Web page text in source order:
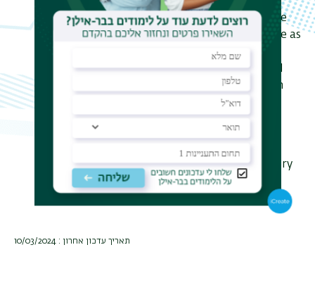
particular, Anyons were shown to be
quantum particles that can interfere as
waves, and their traditional "alma
mater", the fractional quantum Hall
effect, has been shown to exist even
without the application of any
magnetic field.
I will review some of these
developments, focusing on the theory
behind them, and making minimal
תאריך עדכון אחרון : 10/03/2024